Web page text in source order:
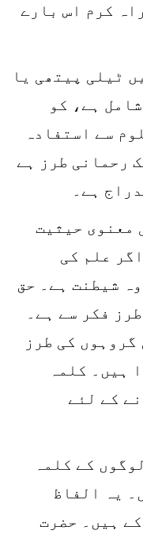
کرم اس بارے
ٹیلی پیتھی یا
ہے، کو
سے استفادہ
رحمانی طرز ہے
ہے۔
معنوی حیثیت
علم کی
شیطنت ہے۔ حق
فکر سے ہے۔
کی طرز
ہیں۔ کلمہ
کے لئے
کے کلمہ
یہ الفاظ
ہیں۔ حضرت